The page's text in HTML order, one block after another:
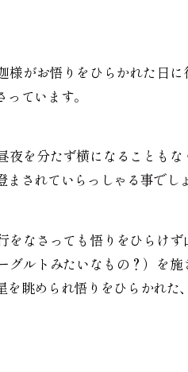
様がお悟りをひらかれた日
ています。
夜を分たず横になることも
されていらっしゃる事でし
をなさっても悟りをひらけ
グルトみたいなもの？）を
眺められ悟りをひらかれた